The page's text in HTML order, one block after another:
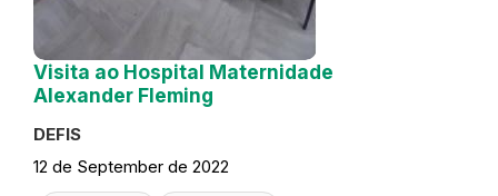
Visita ao Hospital Maternidade
Alexander Fleming
DEFIS
12 de September de 2022